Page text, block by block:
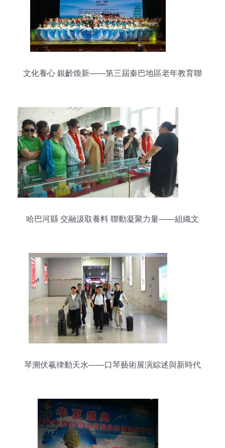
文化養心 銀齡煥新——第三屆秦巴地區老年教育聯
哈巴河縣 交融汲取養料 聯動凝聚力量——組織文
琴溯伏羲律動天水——口琴藝術展演綜述與新時代